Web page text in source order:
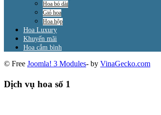
Hoa bó dài
Giỏ hoa
Hoa hộp
Hoa Luxury
Khuyến mãi
Hoa cắm bình
© Free Joomla! 3 Modules- by VinaGecko.com
Dịch vụ hoa số 1